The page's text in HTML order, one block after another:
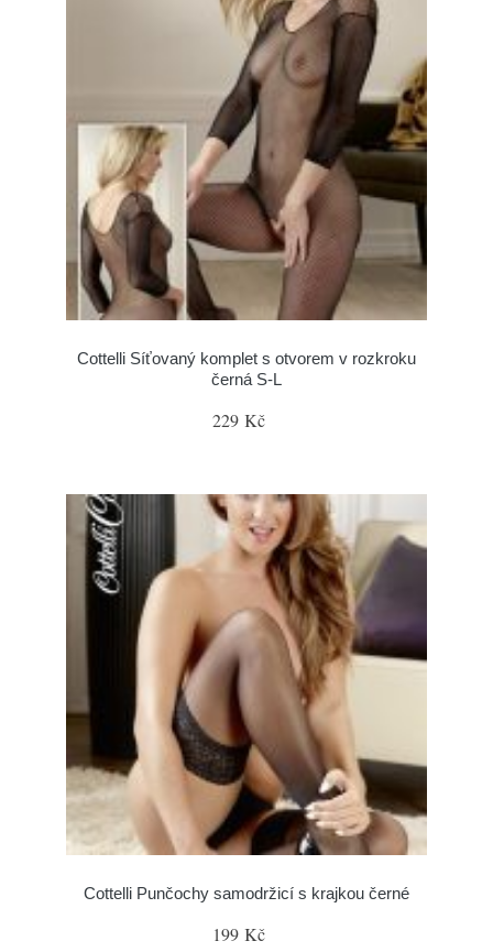
Cottelli Síťovaný komplet s otvorem v rozkroku
černá S-L
229 Kč
Cottelli Punčochy samodržicí s krajkou černé
199 Kč